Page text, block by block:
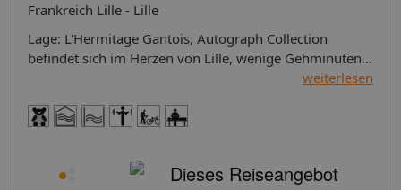
Frankreich Lille - Lille
Lage: L'Hermitage Gantois, Autograph Collection befindet sich im Herzen von Lille, wenige Gehminuten von Porte de Paris und Place Jean-Baptiste entfernt. Dieses Hotel mit 5 Sternen ist nicht weit entfernt von: Le Palais des Beaux Arts de Lille sowie Musée des Beaux-Arts.Zimmer Fühlen Sie sich in einem der 72 klimatisierten Zimmer mit Minibar und Flachbildfernseher wie zu Hause. Die Zimmer sind mit Pillowtop-Betten ausgestattet. Ein WLAN-Internetzugang (kostenlos) ist ebenso verfügbar wie Kabelempfang. Es gibt eigene Badezimmer, die Komfortbadewannen und Designer-Toilettenartikel bieten.Ausstattung Gönnen Sie sich einen Besuch des Wellnessbereichs, der Massagen, Körperbehandlungen und Gesichtsbehandlungen bietet. Komfortabel sind folgende Freizeiteinrichtungen: Innenpool und Sauna. WLAN-Internetzugang (kostenlos), Concierge-Service und Babysitter oder Kinderbetreuung (gegen Gebühr) stehen ebenfalls zur Verfügung.Speisen Genießen Sie französische Küche im Hermitage, einem der 2 Restaurants dieses Hotels, oder nutzen Sie den Zimmerservice (bitte Zeiten beachten). Ihren Durst können Sie an der Bar/Lounge stillen. Gegen Gebühr wird täglich von 06:30 Uhr bis 10:30 Uhr ein Frühstücksbuffet angeboten.Business, weitere Annehmlichkeiten Zum Angebot gehören ein Businesscenter, ein Limousinenservice und kostenlose Zeitungen in der Lobby. Für Veranstaltungen stehen folgende Einrichtungen zur Verfügung: Konferenzraum und Tagungsräume. Verpflegung: Genießen Sie französische Küche im Hermitage, einem der 2 Restaurants dieses Hotels, oder nutzen Sie den Zimmerservice (bitte Zeiten beachten). Ihren Durst können Sie an der Bar/Lounge stillen. Gegen Gebühr wird täglich von 06:30 Uhr bis 10:30 Uhr ein Frühstücksbuffet angeboten. Erholung: Dieses Hotel verfügt über folgendes Angebot: Innenpool und Sauna. (Freizeitaktivitäten ggf. gegen Gebühr; vor Ort oder ggf. in der Nähe) Wellness: Spa by Hermitage Gantois besitzt 5 Behandlungsräume sowie Räume für Paare. Es werden folgende Wellnessleistungen angeboten: Warmsteinmassagen, Sportmassagen, klassische Massagen und Massagen. Im Wellnessbereich werden verschiedene Behandlungsmöglichkeiten und Therapien angeboten, einschließlich Aromatherapie. Der Wellnessbereich verfügt über ein Dampfbad und ein Türkisches Bad/einen Hamam. Dieses Spa ist täglich geöffnet. Kindern, die jünger als 16 Jahre alt sind, ist der Zutritt zum Wellnessbereich nur in Begleitung eines Erwachsenen gestattet. In der Umgebung: Entfernungen werden bis auf 0,1 Kilometer gerundet. Porte de Paris – 0,2 km Place Jean-Baptiste – 0,5 km Le Palais des Beaux Arts de Lille – 0,5 km Musée des Beaux-Arts – 0,6 km Musée de l´Institut Pasteur – 0,7 km Le Zénith-Arena – 0,7 km Muséum d’Histoire Naturelle Lille – 0,7 km Grand Place Lille – 0,8 km Opernhaus – 0,8 km Alte Börse – 0,8 km Place Rihour – 0,9 km Lille Grand Palais – 0,9 km Euralille – 0,9 km Theater Sebastopol – 1 km Parc Henri Matisse – 1 km Der bevorzugte Flughafen für L'Hermitage Gantois, Autograph Collection ist Lille (LIL-Lesquin) – 10,3 km Zu Beachten: Das Hotel bietet je nach Verfügbarkeit Zimmer mit Verbindungstür/nebeneinanderliegende Zimmer. Bitte wenden Sie sich mit Ihrer Anfrage direkt an Ihr Hotel. Die Telefonnummer finden Sie auf der Buchungsbestätigung. Info: Nationale Bewertung Die offizielle Sternebewertung für dieser Unterkunft wurde von der Französischen Zentrale für Tourismus, ATOUT France, erstellt.Wissenswertes vor der Reise Das Hotel bietet je nach Verfügbarkeit Zimmer mit Verbindungstür/nebeneinanderliegende Zimmer. Bitte wenden Sie sich mit Ihrer Anfrage direkt an Ihr Hotel. Die Telefonnummer finden Sie auf der Buchungsbestätigung. Gebühren Das Hotel erhebt beim Check-in/Check-out bzw. wenn die entsprechende Leistung in Anspruch genommen wird, folgende Gebühren und Kautionen: Aufpreis für das Frühstücksbuffet: ca. 23 EUR pro Person Parken mit Parkservice: 30 EUR pro Nacht (Pauschalgebühr) Gebühr für Haustiere: 25 EUR pro Haustier, pro Nacht Nutzungsgebühr für das Kinderbett: 18.0 EUR pro Nacht Die oben aufgeführte Liste enthält vielleicht nicht alle Informationen. Gebühren und Kautionen enthalten eventuell keine Steuern und können sich ändern. Obligatorische Gebühren und Steuern Die folgenden Gebühren sind direkt in der Unterkunft zu bezahlen: Die Stadtverwaltung erhebt eine Tourismusabgabe: 3.30 EUR pro Person/pro Nacht. Kinder unter 18 Jahren sind von der Abgabe befreit. Diese Liste enthält alle Gebühren, die uns vom Hotel mitgeteilt wurden. Die erhobenen Gebühren können sich allerdings je nach Buchungszeitraum und Zimmerart ändern. Gebühren: Das Hotel erhebt beim Check-in/Check-out bzw. wenn die entsprechende Leistung in Anspruch genommen wird, folgende Gebühren und Kautionen: Aufpreis für das Frühstücksbuffet: ca. 23 EUR pro Person Parken mit Parkservice: 30 EUR pro Nacht (Pauschalgebühr) Gebühr für Haustiere: 25 EUR pro Haustier, pro Nacht Nutzungsgebühr für das Kinderbett: 18.0 EUR pro Nacht Die oben aufgeführte Liste enthält vielleicht nicht alle Informationen. Gebühren und Kautionen enthalten eventuell keine Steuern und können sich ändern. Plichtgebühren: Die folgenden Gebühren sind direkt in der Unterkunft zu bezahlen: Die Stadtverwaltung erhebt eine Tourismusabgabe: 3.30 EUR pro Person/pro Nacht. Kinder unter 18 Jahren sind von der Abgabe befreit. Diese Liste enthält alle Gebühren, die uns vom Hotel mitgeteilt wurden. Die erhobenen Gebühren können sich allerdings je nach Buchungszeitraum und Zimmerart ändern. Hoteleinrichtungen: Gönnen Sie sich einen Besuch des Wellnessbereichs, der Massagen, Körperbehandlungen und Gesichtsbehandlungen bietet. Komfortabel sind folgende Freizeiteinrichtungen: Innenpool und Sauna. WLAN-Internetzugang (kostenlos), Concierge-Service und Babysitter oder Kinderbetreuung (gegen Gebühr) stehen ebenfalls zur Verfügung. Einrichtungen für Geschäftsreisende: Zum Angebot gehören ein Businesscenter, ein Limousinenservice und kostenlose Zeitungen in der Lobby. Für Veranstaltungen stehen folgende Einrichtungen zur Verfügung: Konferenzraum und Tagungsräume. Umgebung: L'Hermitage Gantois, Autograph Collection befindet sich im Herzen von Lille, wenige Gehminuten von Porte de Paris und Place Jean-Baptiste entfernt. Dieses Hotel mit 5 Sternen ist nicht weit entfernt von: Le Palais des Beaux Arts de Lille sowie Musée des Beaux-Arts. Offizielle Einstufung: Die offizielle Sternebewertung für dieser Unterkunft wurde von der Französischen Zentrale für Tourismus, ATOUT France, erstellt. Fühlen Sie sich in einem der 72 klimatisierten Zimmer mit Minibar und Flachbildfernseher wie zu Hause. Die Zimmer sind mit Pillowtop-Betten ausgestattet. Ein WLAN-Internetzugang (kostenlos) ist ebenso verfügbar wie Kabelempfang. Es gibt eigene Badezimmer, die Komfortbadewannen und Designer-Toilettenartikel bieten. Bettenwechsel: Zimmer müssen geräumt werden bis: 12 Uhr Unterbringung: Traditional-Zimmer: 1 Queen-Bett oder 2 Einzelbetten20 QuadratmeterInternet - Kostenloses WLAN Unterhaltung - Flachbildfernseher mit KabelempfangEssen & Trinken - Kaffee-/Teekocher, Minibar, Zimmerservice und kostenloses MineralwasserSchlafen - Pillowtop-Bett, hochwertige Bettwaren, Kissenauswahl und Aufdeckservice Badezimmer - Eigenes Badezimmer mit Komfortbadewanne Praktisches - Safe, kostenlose Zeitungen und Schreibtisch; Kinder-/Babybetten sind auf Anfrage erhältlichKomfort - Tägliche Zimmerreinigung sowie Heizung und Klimaanlage mit KlimaregelungNichtraucherVerbindungszimmer/nebeneinanderliegende Zimmer können je nach Verfügbarkeit bereitgestellt werden Unterbringung: Privilege: 1 Queen-Bett25 QuadratmeterInternet - Kostenloses WLAN Unterhaltung - Flachbildfernseher mit KabelempfangEssen & Trinken - Kaffee-/Teekocher, Minibar, Zimmerservice und kostenloses MineralwasserSchlafen - Pillowtop-Bett, hochwertige Bettwaren, Kissenauswahl und Aufdeckservice Badezimmer - Eigenes Badezimmer mit Komfortbadewanne Praktisches - Safe, kostenlose Zeitungen und Schreibtisch; Kinder-/Babybetten sind auf Anfrage erhältlichKomfort - Tägliche Zimmerreinigung sowie Heizung und Klimaanlage mit KlimaregelungNichtraucherVerbindungszimmer/nebeneinanderliegende Zimmer können je nach Verfügbarkeit bereitgestellt werden Unterbringung: Traditionell, 2-Nächte-Sonderangebot: 1 Einzelbett oder 2 Einzelbetten20 QuadratmeterInternet - Kostenloses WLAN Unterhaltung - Flachbildfernseher mit KabelempfangEssen & Trinken - Kaffee-/Teekocher, Minibar, Zimmerservice und kostenloses MineralwasserSchlafen - Pillowtop-Bett, hochwertige Bettwaren, Kissenauswahl und Aufdeckservice Badezimmer - Eigenes Badezimmer mit Komfortbadewanne Praktisches - Safe, kostenlose Zeitungen und Schreibtisch; Kinder-/Babybetten sind auf Anfrage erhältlichKomfort - Tägliche Zimmerreinigung sowie Heizung und Klimaanlage mit KlimaregelungNichtraucherVerbindungszimmer/nebeneinanderliegende Zimmer können je nach Verfügbarkeit bereitgestellt werden Unterbringung: Traditionelles Zi. - Check-in ab 20 Uhr: 1 Doppelbett20 QuadratmeterInternet - Kostenloses WLAN Unterhaltung - Flachbildfernseher mit KabelempfangEssen & Trinken - Kaffee-/Teekocher, Minibar, Zimmerservice und kostenloses MineralwasserSchlafen - Pillowtop-Bett, hochwertige Bettwaren, Kissenauswahl und Aufdeckservice Badezimmer - Eigenes Badezimmer mit Komfortbadewanne Praktisches - Safe, kostenlose Zeitungen und Schreibtisch; Kinder-/Babybetten sind auf Anfrage erhältlichKomfort - Tägliche Zimmerreinigung sowie Heizung und Klimaanlage mit KlimaregelungVerbindungszimmer/nebeneinanderliegende Zimmer können je nach Verfügbarkeit bereitgestellt werden Unterbringung: Executive: 1 Queen-BettInternet - Kostenloses WLAN Unterhaltung - Flachbildfernseher mit KabelempfangEssen & Trinken - Kaffee-/Teekocher, Minibar, Zimmerservice und kostenloses MineralwasserSchlafen - Pillowtop-Bett, hochwertige Bettwaren, Kissenauswahl und Aufdeckservice Badezimmer - Eigenes Badezimmer mit Komfortbadewanne Praktisches - Safe, kostenlose Zeitungen und Schreibtisch; Kinder-/Babybe
weiterlesen